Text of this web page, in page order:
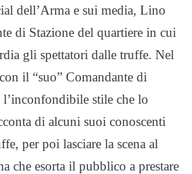
dell’Arma e sui media, Lino
di Stazione del quartiere in cui
gli spettatori dalle truffe. Nel
il “suo” Comandante di
stile che lo
di alcuni suoi conoscenti
per poi lasciare la scena al
che esorta il pubblico a prestare